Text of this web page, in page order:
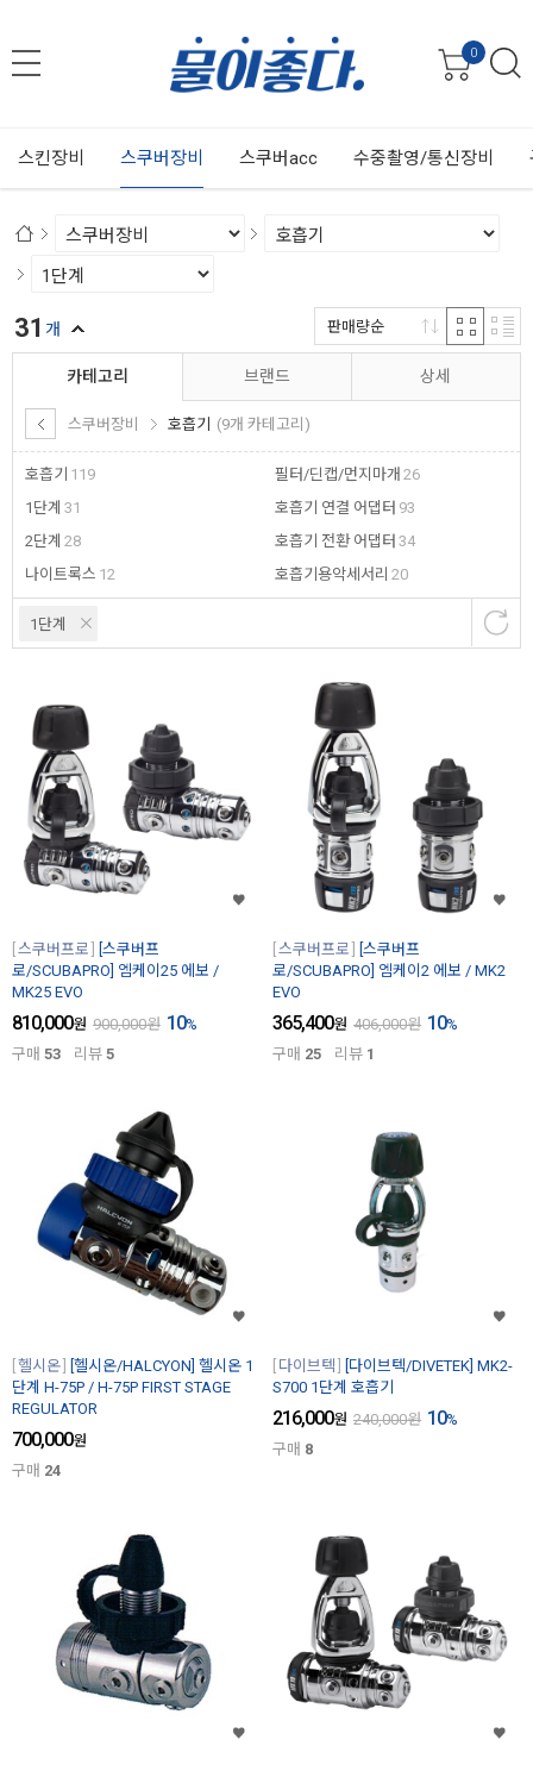
0
스킨장비 스쿠버장비 스쿠버acc 수중촬영/통신장비
카테고리
스쿠버장비 호흡기 (9개 카테고리)
호흡기 119
1단계 31
2단계 28
나이트록스 12
필터/딘캡/먼지마개 26
호흡기 연결 어댑터 93
호흡기 전환 어댑터 34
호흡기용악세서리 20
브랜드 상세
1단계
31 개 판매량순
스쿠버프로
[스쿠버프
로/SCUBAPRO] 엠케이25 에보 /
MK25 EVO
810,000원 900,000원 10%
구매 53 리뷰 5
스쿠버프로
[스쿠버프
로/SCUBAPRO] 엠케이2 에보 / MK2
EVO
365,400원 406,000원 10%
구매 25 리뷰 1
헬시온
[헬시온/HALCYON] 헬시온 1
단계 H-75P / H-75P FIRST STAGE
REGULATOR
700,000원
구매 24
다이브텍
[다이브텍/DIVETEK] MK2-
S700 1단계 호흡기
216,000원 240,000원 10%
구매 8